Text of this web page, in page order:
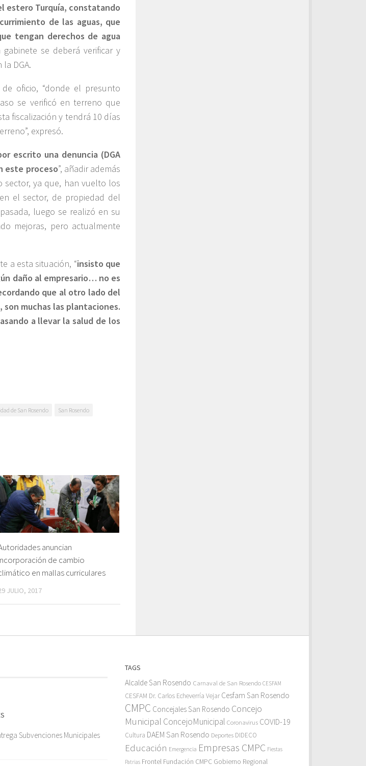
estero Turquía, constatando
de las aguas, que
tengan derechos de agua
se deberá verificar y
DGA.
oficio, “donde el presunto
se verificó en terreno que
fiscalización y tendrá 10 días
expresó.
escrito una denuncia (DGA
este proceso”, añadir además
sector, ya que, han vuelto los
el sector, de propiedad del
luego se realizó en su
mejoras, pero actualmente
a esta situación, “insisto que
daño al empresario… no es
que al otro lado del
muchas las plantaciones.
a llevar la salud de los
de San Rosendo
San Rosendo
anuncian
de cambio
en mallas curriculares
JULIO, 2017
Subvenciones Municipales
TAGS
Alcalde San Rosendo Carnaval de San Rosendo CESFAM
CESFAM Dr. Carlos Echeverría Vejar Cesfam San Rosendo
CMPC Concejales San Rosendo Concejo
Municipal ConcejoMunicipal Coronavirus COVID-19
Cultura DAEM San Rosendo Deportes DIDECO
Educación Emergencia Empresas CMPC Fiestas
Patrias Frontel Fundación CMPC Gobierno Regional